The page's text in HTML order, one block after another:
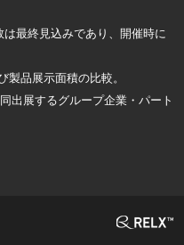
最終見込みであり、開催時に
品展示面積の比較。
出展するグループ企業・パート